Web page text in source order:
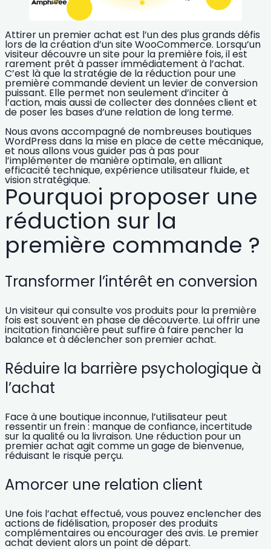
Attirer un premier achat est l’un des plus grands défis
lors de lacréation d’un site WooCommerce. Lorsqu’un
visiteur découvre un site pour la première fois, il est
rarement prêt à passer immédiatement à l’achat.
C’est là que la stratégie de la réduction pour une
première commande devient un levier de conversion
puissant. Elle permet non seulement d’inciter à
l’action, mais aussi de collecter des données client et
de poser les bases d’une relation de long terme.
Nous avons accompagné de nombreuses boutiques
WordPress dans la mise en place de cette mécanique,
et nous allons vous guider pas à pas pour
l’implémenter de manière optimale, en alliant
efficacité technique,expérience utilisateur fluide, et
vision stratégique.
Pourquoi proposer une
réduction sur la
première commande ?
Transformer l’intérêt en conversion
Un visiteur qui consulte vos produits pour la première
fois est souvent en phase de découverte. Lui offrir une
incitation financière peut suffire à faire pencher la
balance et à déclencher son premier achat.
Réduire la barrière psychologique à
l’achat
Face à une boutique inconnue, l’utilisateur peut
ressentir un frein : manque de confiance, incertitude
sur la qualité ou la livraison. Une réduction pour un
premier achat agit comme un gage de bienvenue,
réduisant le risque perçu.
Amorcer une relation client
Une fois l’achat effectué, vous pouvez enclencher des
actions de fidélisation, proposer des produits
complémentaires ou encourager des avis. Le premier
achat devient alors un point de départ.